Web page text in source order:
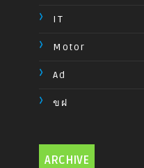
IT
Motor
Ad
ขฝ
ARCHIVE